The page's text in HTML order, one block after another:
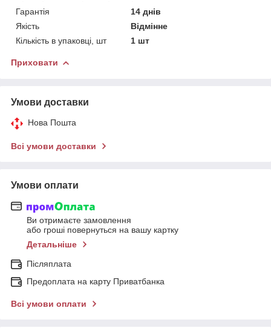
Гарантія
14 днів
Якість
Відмінне
Кількість в упаковці, шт
1 шт
Приховати
Умови доставки
Нова Пошта
Всі умови доставки
Умови оплати
Ви отримаєте замовлення
або гроші повернуться на вашу картку
Детальніше
Післяплата
Предоплата на карту Приватбанка
Всі умови оплати